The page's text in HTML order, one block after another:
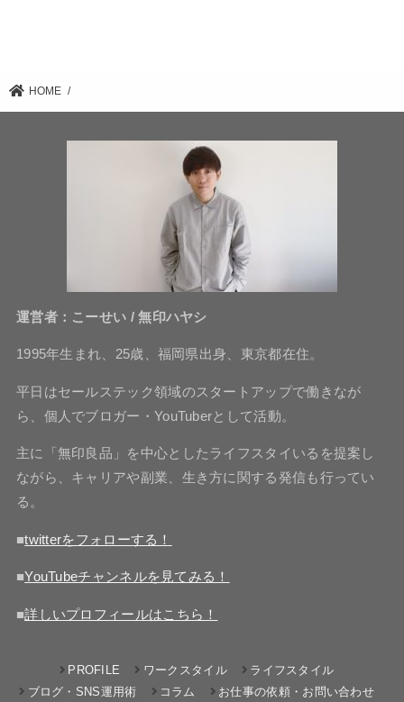
HOME
運営者：こーせい / 無印ハヤシ
1995年生まれ、25歳、福岡県出身、東京都在住。
平日はセールステック領域のスタートアップで働きなが
ら、個人でブロガー・YouTuberとして活動。
主に「無印良品」を中心としたライフスタイいるを提案し
ながら、キャリアや副業、生き方に関する発信も行ってい
る。
■twitterをフォローする！
■YouTubeチャンネルを見てみる！
■詳しいプロフィールはこちら！
PROFILE ワークスタイル
ライフスタイル
ブログ・SNS運用術
コラム お仕事の依頼・お問い合わせ